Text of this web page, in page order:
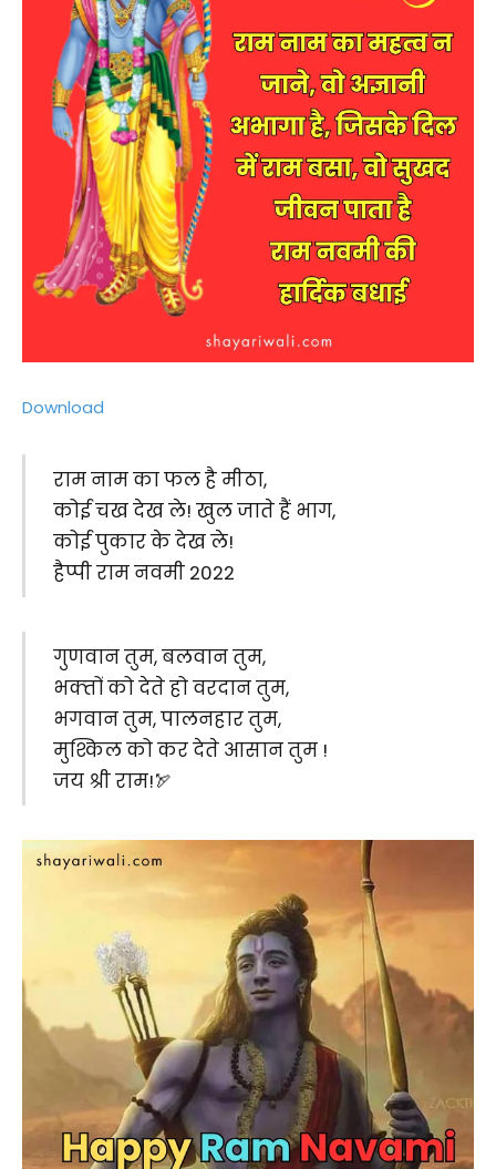
Download
राम नाम का फल है मीठा,
कोई चख देख ले! खुल जाते हैं भाग,
कोई पुकार के देख ले!
हैप्‍पी राम नवमी 2022
गुणवान तुम, बलवान तुम,
भक्‍तों को देते हो वरदान तुम,
भगवान तुम, पालनहार तुम,
मुश्किल को कर देते आसान तुम !
जय श्री राम!🏹